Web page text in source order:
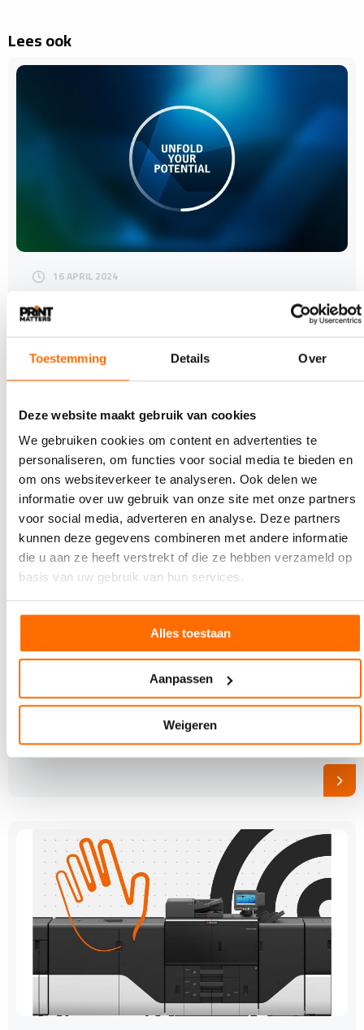
Toestemming Details Over
Deze website maakt gebruik van cookies
We gebruiken cookies om content en advertenties te
personaliseren, om functies voor social media te bieden en
om ons websiteverkeer te analyseren. Ook delen we
informatie over uw gebruik van onze site met onze partners
voor social media, adverteren en analyse. Deze partners
kunnen deze gegevens combineren met andere informatie
die u aan ze heeft verstrekt of die ze hebben verzameld op
basis van uw gebruik van hun services.
Alles toestaan
Aanpassen
Weigeren
Lees ook
16 APRIL 2024
Unfold Your Potential: HEIDELBERG toont
innovaties op drupa 2024
De grafische sector heeft te maken met verschillende
uitdagingen: een steeds toenemende kostendruk,
een…
Open Press Project maakt mini-drukpers voor
iedereen beschikbaar
In Grafisch Atelier Den Bosch is nog tot 18 juni de
tentoonstelling Les Petit Prints te zien. Er zijn…